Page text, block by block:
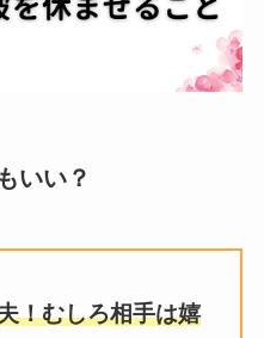
いい？
！むしろ相手は嬉